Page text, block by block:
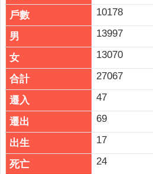
雲
林
縣
政
府
網
站
安
全
政
策
10178
13997
13070
27067
47
69
17
24